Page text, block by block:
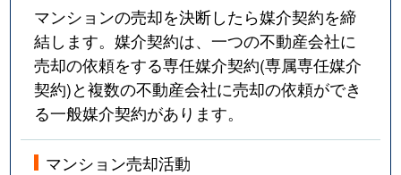
マンションの売却を決断したら媒介契約を締
結します。媒介契約は、一つの不動産会社に
売却の依頼をする専任媒介契約(専属専任媒介
契約)と複数の不動産会社に売却の依頼ができ
る一般媒介契約があります。
マンション売却活動